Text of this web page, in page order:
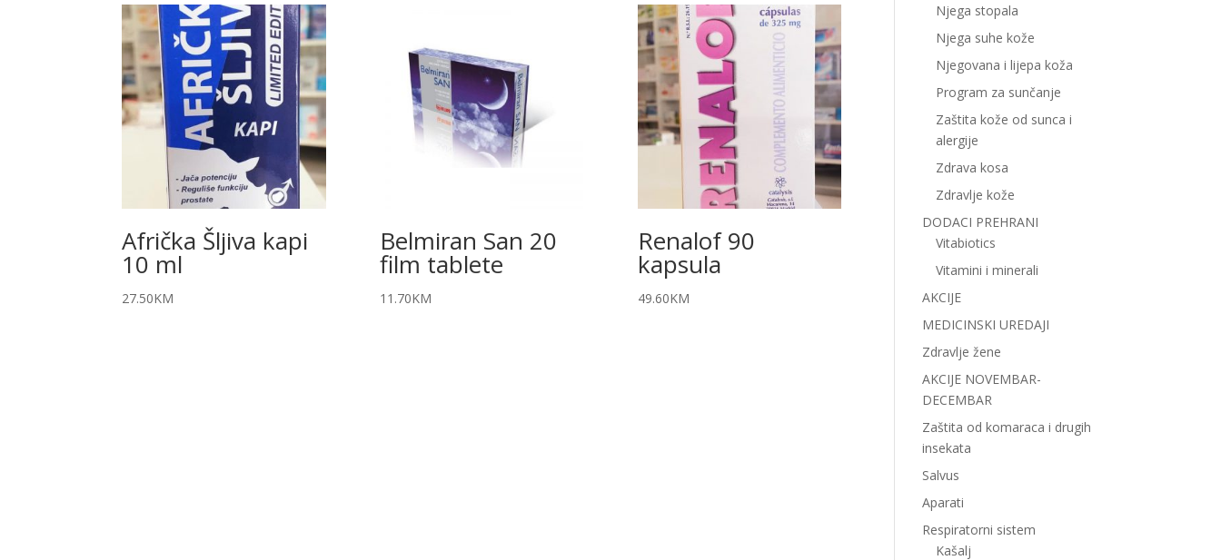
Afrička Šljiva kapi
10 ml
27.50KM
Belmiran San 20
film tablete
11.70KM
Renalof 90
kapsula
49.60KM
Njega stopala
Njega suhe kože
Njegovana i lijepa koža
Program za sunčanje
Zaštita kože od sunca i
alergije
Zdrava kosa
Zdravlje kože
DODACI PREHRANI
Vitabiotics
Vitamini i minerali
AKCIJE
MEDICINSKI UREDAJI
Zdravlje žene
AKCIJE NOVEMBAR-
DECEMBAR
Zaštita od komaraca i drugih
insekata
Salvus
Aparati
Respiratorni sistem
Kašalj